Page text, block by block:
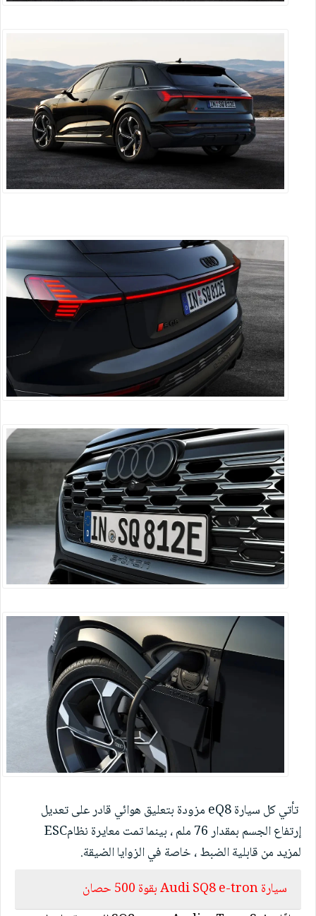
تأتي كل سيارةeQ8 مزودة بتعليق هوائي قادر على تعديل
إرتفاع الجسم بمقدار 76 ملم ، بينما تمت معايرة نظام
ESC
لمزيد من قابلية الضبط ، خاصة في الزوايا الضيقة.
سيارةAudi SQ8 e-tronبقوة 500 حصان